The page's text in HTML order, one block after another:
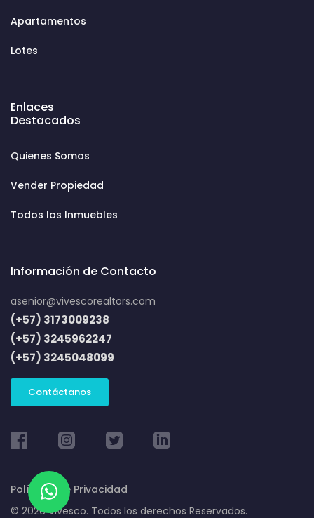
Apartamentos
Lotes
Enlaces
Destacados
Quienes Somos
Vender Propiedad
Todos los Inmuebles
Información de Contacto
asenior@vivescorealtors.com
(+57) 3173009238
(+57) 3245962247
(+57) 3245048099
Contáctanos
Políticas de Privacidad
© 2026 Vivesco. Todos los derechos Reservados.